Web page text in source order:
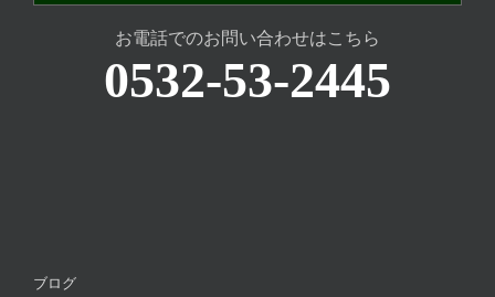
お電話でのお問い合わせはこちら
0532-53-2445
ブログ